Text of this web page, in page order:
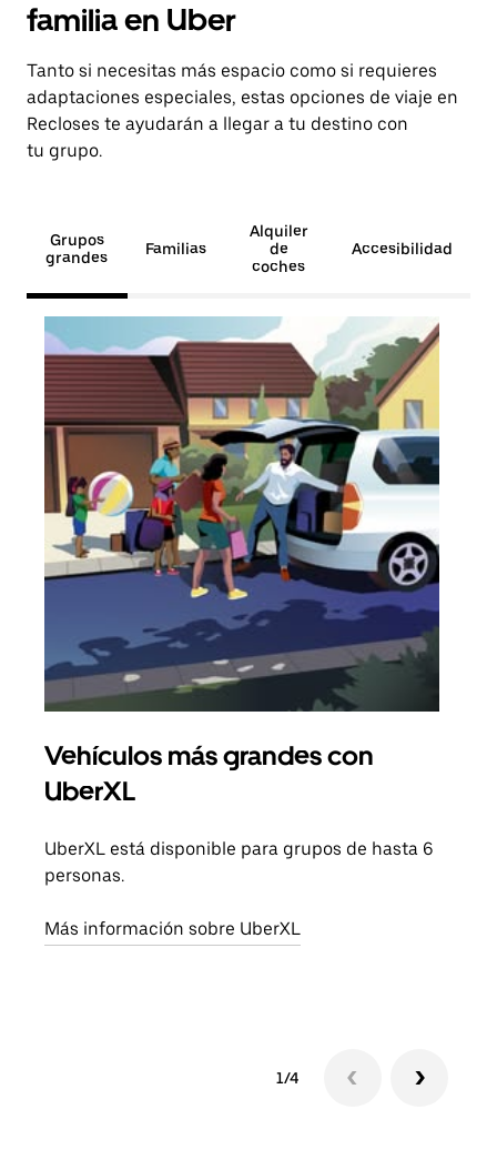
familia en Uber
Tanto si necesitas más espacio como si requieres
adaptaciones especiales, estas opciones de viaje en
Recloses te ayudarán a llegar a tu destino con
tu grupo.
Grupos
grandes
Familias
Alquiler
de
coches
Accesibilidad
Vehículos más grandes con
UberXL
UberXL está disponible para grupos de hasta 6
personas.
Más información sobre UberXL
1/4